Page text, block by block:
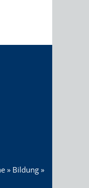
» Bildung »